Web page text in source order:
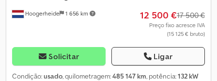
Hoogerheide 1 656 km 12 500 €17 500 €
Preço fixo acresce IVA
(15 125 € bruto)
Solicitar Ligar
Condição:usado, quilometragem:485 147 km, potência:132 kW